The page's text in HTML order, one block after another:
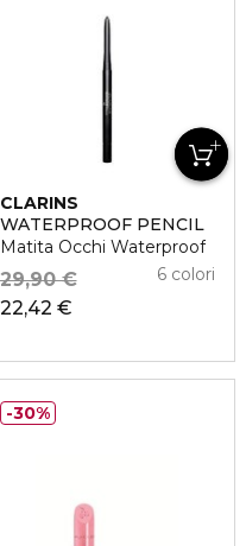
NOIRE
CLARINS
WATERPROOF PENCIL
Matita Occhi Waterproof
22,42 €
29,90 € 6 colori
30%